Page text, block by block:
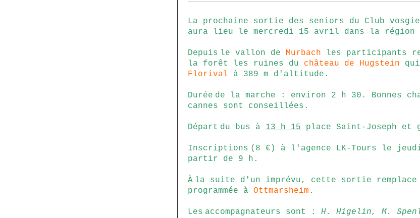
La prochaine sortie des seniors du Club
aura lieu le mercredi 15 avril dans la région
Depuis le vallon de Murbach les participants
la forêt les ruines du château de Hugstein
Florival à 389 m d'altitude.
Durée de la marche : environ 2 h 30. Bonnes
cannes sont conseillées.
Départ du bus à 13 h 15 place Saint-Joseph et
Inscriptions (8 €) à l'agence LK-Tours le
partir de 9 h.
À la suite d'un imprévu, cette sortie
programmée à Ottmarsheim .
Les accompagnateurs sont : H. Higelin, M.